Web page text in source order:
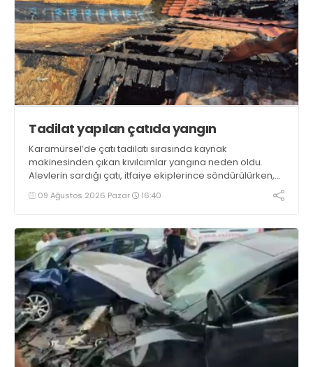
Tadilat yapılan çatıda yangın
Karamürsel’de çatı tadilatı sırasında kaynak
makinesinden çıkan kıvılcımlar yangına neden oldu.
Alevlerin sardığı çatı, itfaiye ekiplerince söndürülürken,
evde hasar meydana geldi
09 Ağustos 2026 Pazar 16:40